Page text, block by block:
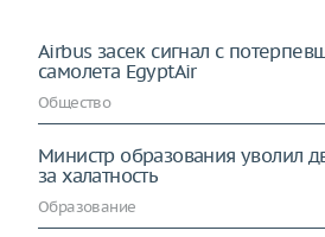
Airbus засек сигнал с
самолета EgyptAir
Общество
Министр образования уволил
за халатность
Образование